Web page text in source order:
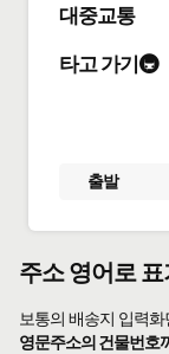
대중교통
타고 가기🚇
출발
주소 영어로
보통의 배송지 입력
영문주소의 건물번호